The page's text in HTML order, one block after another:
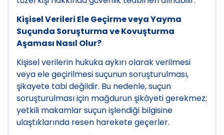
Kişisel Verileri Ele Geçirme veya Yayma
Suçunda Soruşturma ve Kovuşturma
Aşaması Nasıl Olur?
Kişisel verilerin hukuka aykırı olarak verilmesi
veya ele geçirilmesi suçunun soruşturulması,
şikayete tabi değildir. Bu nedenle, suçun
soruşturulması için mağdurun şikâyeti gerekmez;
yetkili makamlar suçun işlendiği bilgisine
ulaştıklarında resen harekete geçerler.